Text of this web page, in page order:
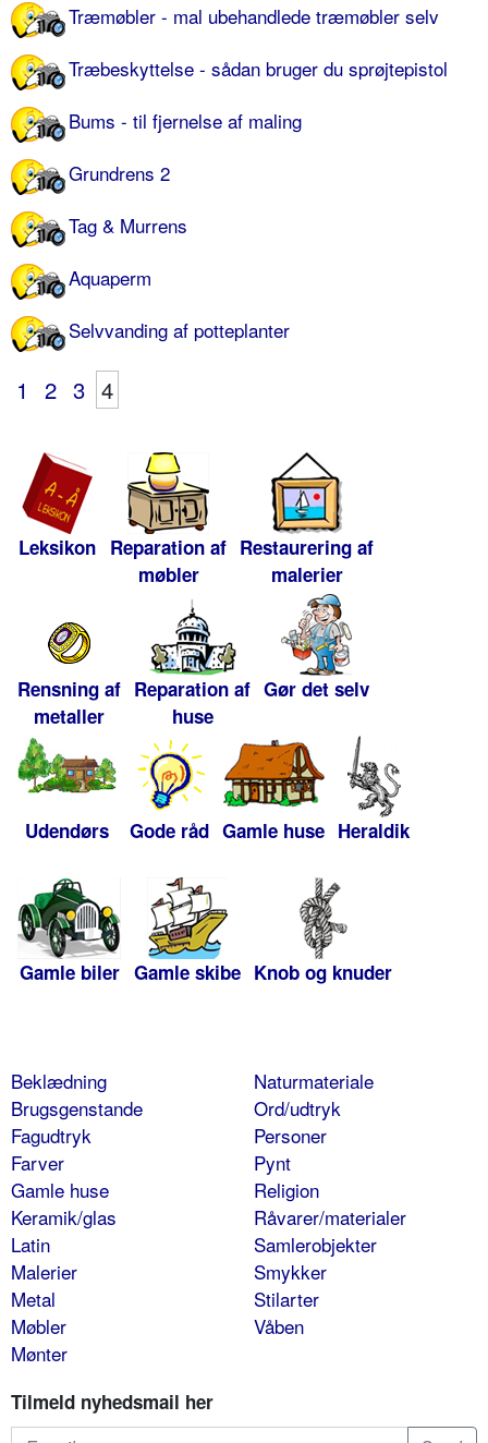
Træmøbler - mal ubehandlede træmøbler selv
Træbeskyttelse - sådan bruger du sprøjtepistol
Bums - til fjernelse af maling
Grundrens 2
Tag & Murrens
Aquaperm
Selvvanding af potteplanter
1 2 3 4
Leksikon Reparation af
møbler
Restaurering af
malerier
Rensning af
metaller
Reparation af
huse
Gør det selv
Udendørs Gode råd Gamle huse Heraldik
Gamle biler Gamle skibe Knob og knuder
Beklædning
Brugsgenstande
Fagudtryk
Farver
Gamle huse
Keramik/glas
Latin
Malerier
Metal
Møbler
Mønter
Naturmateriale
Ord/udtryk
Personer
Pynt
Religion
Råvarer/materialer
Samlerobjekter
Smykker
Stilarter
Våben
Tilmeld nyhedsmail her